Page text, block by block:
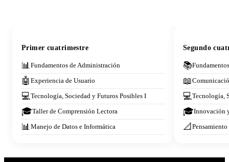
Primer cuatrimestre
📊 Fundamentos de Administración
🤖 Experiencia de Usuario
💻 Tecnología, Sociedad y Futuros Posibles I
🎓Taller de Comprensión Lectora
📊 Manejo de Datos e Informática
Segundo
📚
📖
💻 Tecnología,
🎓Innovación
📐